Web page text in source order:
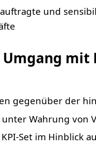
und
mit
gegenüber der
Wahrung von
Set im Hinblick